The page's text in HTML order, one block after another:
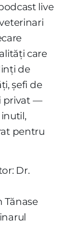
live
care
de
șefi de
privat —
pentru
Dr.
Tănase